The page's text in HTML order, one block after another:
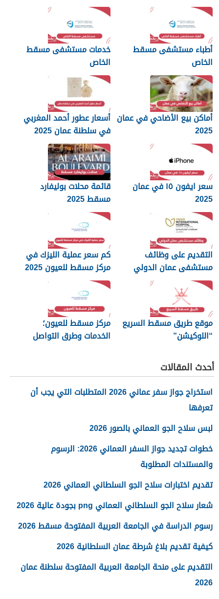
أطباء مستشفى مسقط
الخاص
خدمات مستشفى مسقط
الخاص
أماكن بيع الأضاحي في عمان
2025
أسعار عطور أحمد المغربي
في سلطنة عمان 2025
سعر ايفون ١٥ في عمان
2025
قائمة محلات بوليفارد
مسقط 2025
التقديم على وظائف
مستشفى عمان الدولي
2025
كم سعر عملية الليزك في
مركز مسقط للعيون 2025
موقع طريق مسقط السريع
“اللوكيشن”
مركز مسقط للعيون؛
الخدمات وطرق التواصل
أحدث المقالات
استخراج جواز سفر عماني 2026 المتطلبات التي يجب أن
تعرفها
لبس سلاح الجو العماني بالصور 2026
خطوات تجديد جواز السفر العماني 2026: الرسوم
والمستندات المطلوبة
تقديم اختبارات سلاح الجو السلطاني العماني 2026
شعار سلاح الجو السلطاني العماني png بجودة عالية 2026
رسوم الدراسة في الجامعة العربية المفتوحة مسقط 2026
كيفية تقديم بلاغ شرطة عمان السلطانية 2026
التقديم على منحة الجامعة العربية المفتوحة سلطنة عمان
2026